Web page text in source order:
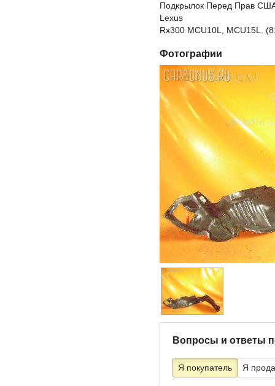
Подкрылок Перед Прав
Lexus
Rx300 MCU10L, MCU15L.
Фотографии
Вопросы и ответы
Я покупатель Я